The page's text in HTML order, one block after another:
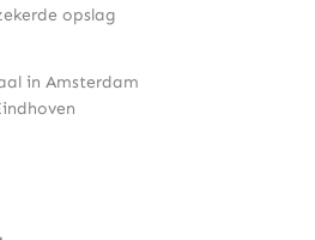
opslag
in Amsterdam